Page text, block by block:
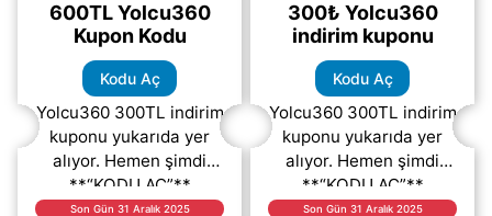
600TL Yolcu360
Kupon Kodu
Kodu Aç
Yolcu360 300TL indirim
kuponu yukarıda yer
alıyor. Hemen şimdi
**“KODU AÇ”**
butonuna tıklayarak
Son Gün 31 Aralık 2025
300₺ Yolcu360
indirim kuponu
Kodu Aç
Yolcu360 300TL indirim
kuponu yukarıda yer
alıyor. Hemen şimdi
**“KODU AÇ”**
bağlantısına tıklayarak
Son Gün 31 Aralık 2025